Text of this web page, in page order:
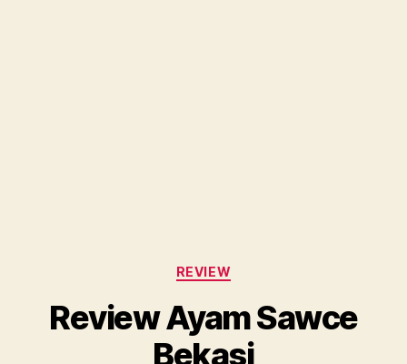
Categories
REVIEW
Review Ayam Sawce
Bekasi